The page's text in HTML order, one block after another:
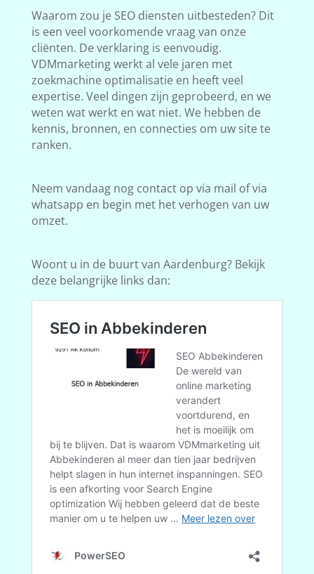
Waarom zou je SEO diensten uitbesteden? Dit
is een veel voorkomende vraag van onze
cliënten. De verklaring is eenvoudig.
VDMmarketing werkt al vele jaren met
zoekmachine optimalisatie en heeft veel
expertise. Veel dingen zijn geprobeerd, en we
weten wat werkt en wat niet. We hebben de
kennis, bronnen, en connecties om uw site te
ranken.
Neem vandaag nog contact op via mail of via
whatsapp en begin met het verhogen van uw
omzet.
Woont u in de buurt van Aardenburg? Bekijk
deze belangrijke links dan: